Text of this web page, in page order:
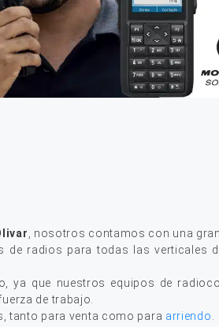
, nosotros contamos con una
de radios para todas las verticales
ya que nuestros equipos de
de trabajo.
tanto para venta como para arriendo